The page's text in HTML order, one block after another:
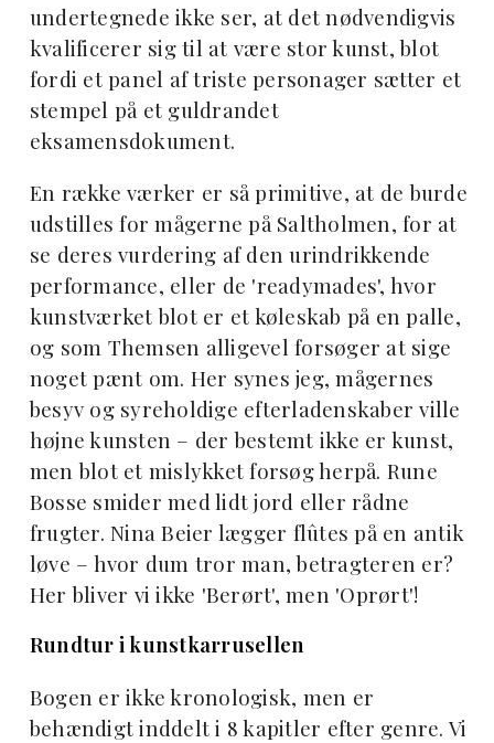
undertegnede ikke ser, at det nødvendigvis
kvalificerer sig til at være stor kunst, blot
fordi et panel af triste personager sætter et
stempel på et guldrandet
eksamensdokument.
En række værker er så primitive, at de burde
udstilles for mågerne på Saltholmen, for at
se deres vurdering af den urindrikkende
performance, eller de 'readymades', hvor
kunstværket blot er et køleskab på en palle,
og som Themsen alligevel forsøger at sige
noget pænt om. Her synes jeg, mågernes
besyv og syreholdige efterladenskaber ville
højne kunsten – der bestemt ikke er kunst,
men blot et mislykket forsøg herpå. Rune
Bosse smider med lidt jord eller rådne
frugter. Nina Beier lægger flûtes på en antik
løve – hvor dum tror man, betragteren er?
Her bliver vi ikke 'Berørt', men 'Oprørt'!
Rundtur i kunstkarrusellen
Bogen er ikke kronologisk, men er
behændigt inddelt i 8 kapitler efter genre. Vi